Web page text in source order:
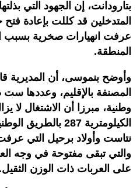
بتارودانت، إن الجهود التي
المتدخلين قد كللت بإعادة
عرفت انهيارات صخرية بسبب
المنطقة.
وأوضح بنموسى، أن المديرية
المصنفة بالإقليم، وعددها
وطنية، مبرزا أن الاشتغال لا
نتاست وأولاد برحيل التي عرفت
والتي تبقى مفتوحة في وجه
على العربات ذات الوزن الثقيل.